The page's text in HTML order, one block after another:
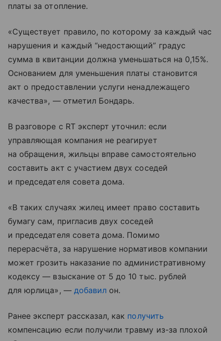
платы за отопление.
«Существует правило, по которому за каждый час
нарушения и каждый “недостающий” градус
сумма в квитанции должна уменьшаться на 0,15%.
Основанием для уменьшения платы становится
акт о предоставлении услуги ненадлежащего
качества», — отметил Бондарь.
В разговоре с RT эксперт уточнил: если
управляющая компания не реагирует
на обращения, жильцы вправе самостоятельно
составить акт с участием двух соседей
и председателя совета дома.
«В таких случаях жилец имеет право составить
бумагу сам, пригласив двух соседей
и председателя совета дома. Помимо
перерасчёта, за нарушение нормативов компании
может грозить наказание по административному
кодексу — взыскание от 5 до 10 тыс. рублей
для юрлица», — добавил он.
Ранее эксперт рассказал, как получить
компенсацию если получили травму из-за плохой